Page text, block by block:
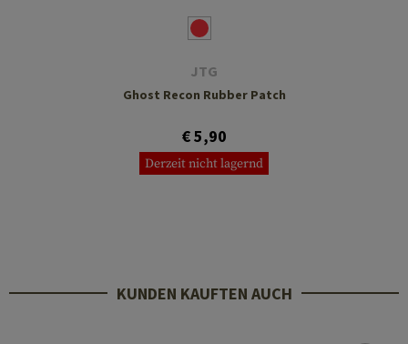
JTG
Ghost Recon Rubber Patch
€ 5,90
Derzeit nicht lagernd
KUNDEN KAUFTEN AUCH